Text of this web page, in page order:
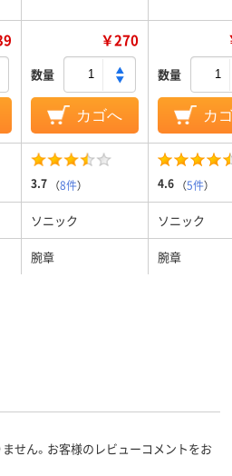
￥270
数量
カゴへ
数量
カ
3.7 （8件） 4.6 （5件）
ソニック ソニック
腕章 腕章
せん。お客様のレビューコメントをお